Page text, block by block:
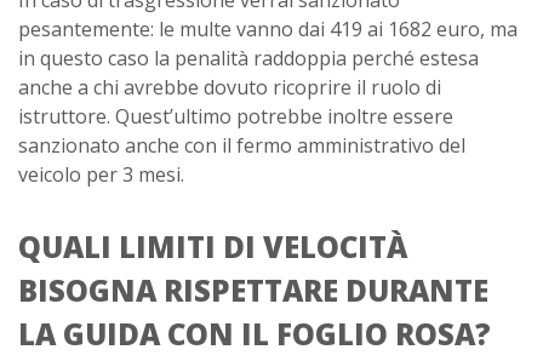
pesantemente: le multe vanno dai 419 ai 1682 euro, ma
in questo caso la penalità raddoppia perché estesa
anche a chi avrebbe dovuto ricoprire il ruolo di
istruttore. Quest’ultimo potrebbe inoltre essere
sanzionato anche con il fermo amministrativo del
veicolo per 3 mesi.
QUALI LIMITI DI VELOCITÀ
BISOGNA RISPETTARE DURANTE
LA GUIDA CON IL FOGLIO ROSA?